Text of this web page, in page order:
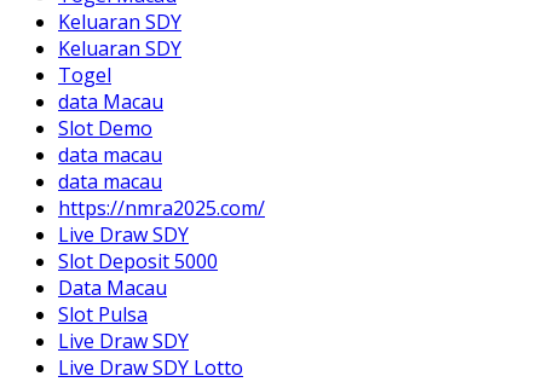
Keluaran SDY
Keluaran SDY
Togel
data Macau
Slot Demo
data macau
data macau
https://nmra2025.com/
Live Draw SDY
Slot Deposit 5000
Data Macau
Slot Pulsa
Live Draw SDY
Live Draw SDY Lotto